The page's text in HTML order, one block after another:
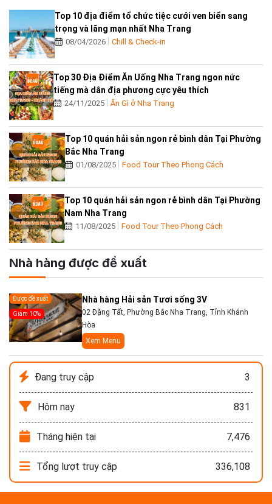
Top 10 địa điểm tổ chức tiệc cưới ven biển sang
trọng và lãng mạn nhất Nha Trang
08/04/2026 Chill & Check-in
Top 30 Địa Điểm Ăn Uống Nha Trang ngon nức
tiếng mà dân địa phương cực yêu thích
24/11/2025 Ăn Gì ở Nha Trang
Top 10 quán hải sản ngon rẻ bình dân Tại Phường
Bắc Nha Trang
01/08/2025 Food Tour Theo Phong Cách
Top 10 quán hải sản ngon rẻ bình dân Tại Phường
Nam Nha Trang
11/08/2025 Food Tour Theo Phong Cách
Nhà hàng được đề xuất
Được đề xuất
Giảm 10%
Nhà hàng Hải sản Tươi sống 3V
02 Đặng Tất, Phường Bắc Nha Trang, Tỉnh Khánh
Hòa
Xem Menu
Đang truy cập 3
Hôm nay 831
Tháng hiện tại 7,476
Tổng lượt truy cập 336,108